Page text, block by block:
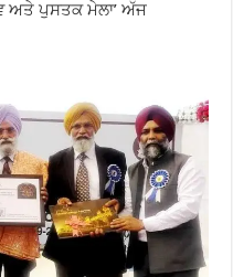
ਅਤੇ ਪੁਸਤਕ ਮੇਲਾ’ ਅੱਜ